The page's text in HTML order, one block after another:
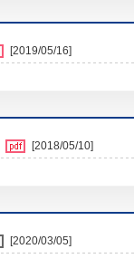
[2019/05/16]
[2018/05/10]
[2020/03/05]